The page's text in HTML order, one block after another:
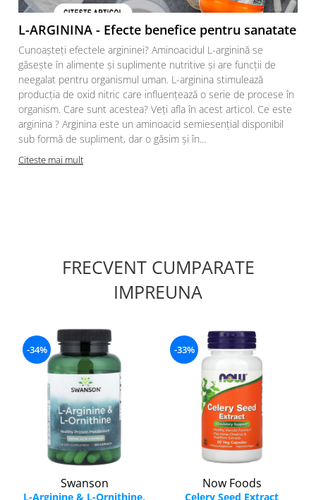
L-ARGININA - Efecte benefice pentru sanatate
Cunoașteți efectele argininei? Aminoacidul L-arginină se
găsește în alimente și suplimente nutritive și are funcții de
neegalat pentru organismul uman. L-arginina stimulează
producția de oxid nitric care influențează o serie de procese în
organism. Care sunt acestea? Veți afla în acest articol. Ce este
arginina ? Arginina este un aminoacid semiesențial disponibil
sub formă de supliment, dar o găsim și în...
Citeste mai mult
FRECVENT CUMPARATE
IMPREUNA
-34%
Swanson
L-Arginine & L-Ornithine,
-33%
Now Foods
Celery Seed Extract